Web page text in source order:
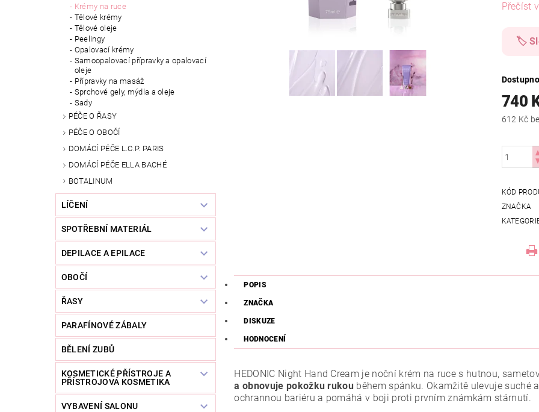
Krémy na ruce
Tělové krémy
Tělové oleje
Peelingy
Opalovací krémy
Samoopalovací přípravky a opalovací
oleje
Přípravky na masáž
Sprchové gely, mýdla a oleje
Sady
PÉČE O ŘASY
PÉČE O OBOČÍ
DOMÁCÍ PÉČE L.C.P. PARIS
DOMÁCÍ PÉČE ELLA BACHÉ
BOTALINUM
LÍČENÍ
SPOTŘEBNÍ MATERIÁL
DEPILACE A EPILACE
OBOČÍ
ŘASY
PARAFÍNOVÉ ZÁBALY
BĚLENÍ ZUBŮ
KOSMETICKÉ PŘÍSTROJE A
PŘÍSTROJOVÁ KOSMETIKA
VYBAVENÍ SALONU
Přečíst
🏷️
740
KÓD
ZNAČKA
POPIS
ZNAČKA
DISKUZE
HODNOCENÍ
HEDONIC Night Hand Cream je noční krém na ruce s hutnou,
a obnovuje pokožku rukou během spánku. Okamžitě ulevuje suché
ochrannou bariéru a pomáhá v boji proti prvním známkám stárnutí.